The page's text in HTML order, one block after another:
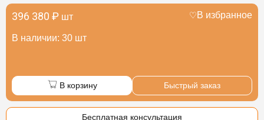
396 380 ₽ шт
В наличии: 30 шт
В избранное
В корзину Быстрый заказ
Бесплатная консультация